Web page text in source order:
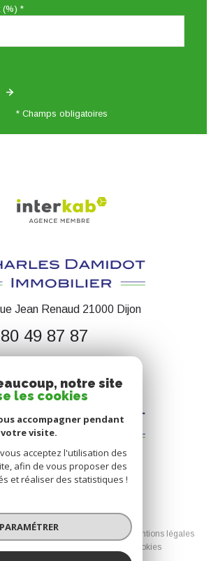
(%) *
* Champs obligatoires
Jean Renaud 21000 Dijon
49 87 87
© 2026 | Tous droits réservés
Mentions légales
Cookies
notre site
les cookies
accompagner pendant
votre visite.
acceptez l'utilisation des
afin de vous proposer des
et réaliser des statistiques !
PARAMÉTRER